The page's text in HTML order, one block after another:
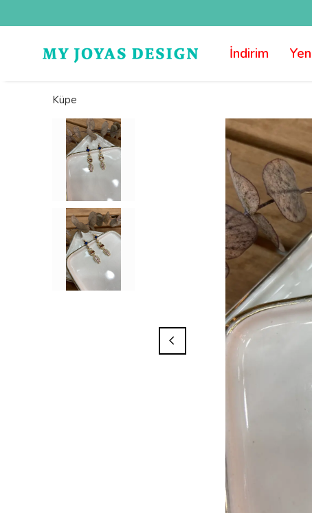
İndirim
Küpe